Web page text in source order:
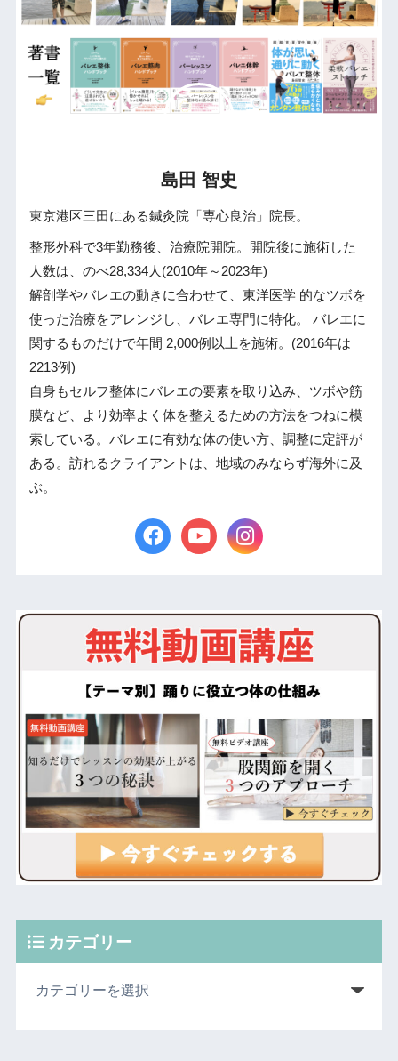
島田 智史
東京港区三田にある鍼灸院「専心良治」院長。
整形外科で3年勤務後、治療院開院。開院後に施術した
人数は、のべ28,334人(2010年～2023年)
解剖学やバレエの動きに合わせて、東洋医学 的なツボを
使った治療をアレンジし、バレエ専門に特化。 バレエに
関するものだけで年間 2,000例以上を施術。(2016年は
2213例)
自身もセルフ整体にバレエの要素を取り込み、ツボや筋
膜など、より効率よく体を整えるための方法をつねに模
索している。バレエに有効な体の使い方、調整に定評が
ある。訪れるクライアントは、地域のみならず海外に及
ぶ。
カテゴリー